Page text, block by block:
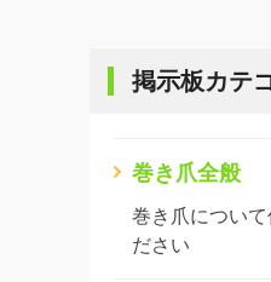
掲示板カテ
巻き爪全般
巻き爪について
ださい